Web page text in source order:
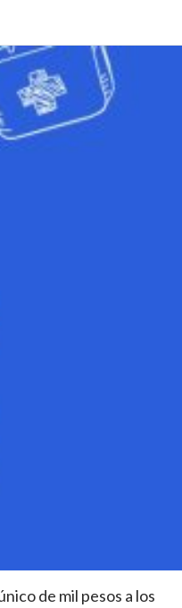
de mil pesos a los